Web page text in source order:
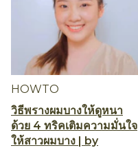
HOWTO
วิธีพรางผมบางให้ดูหนา
ด้วย 4 ทริคเติมความมั่นใจ
ให้สาวผมบาง | by